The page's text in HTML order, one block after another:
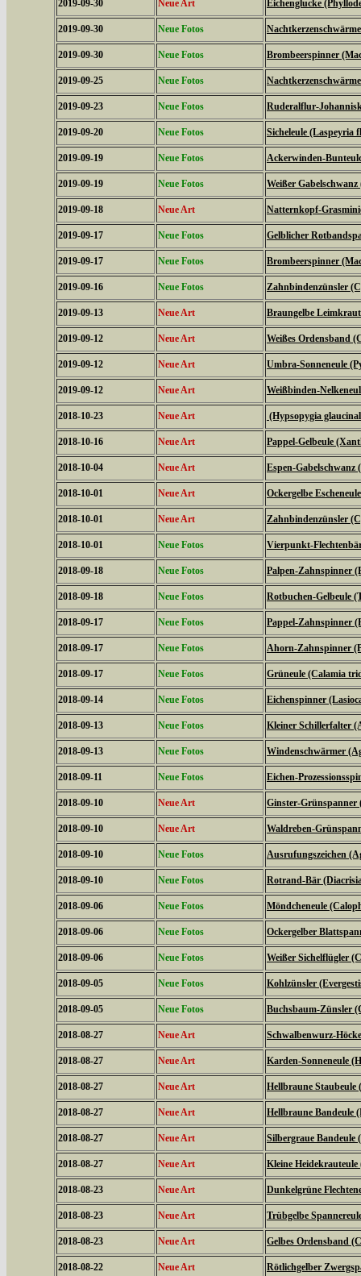
2019-09-30 Neue Art Eichenglucke
2019-09-30 Neue Fotos
2019-09-30 Neue Fotos Brombeerspinner
2019-09-25 Neue Fotos
2019-09-23 Neue Fotos Ruderalflur-
2019-09-20 Neue Fotos Sicheleule (Laspeyria
2019-09-19 Neue Fotos Ackerwinden-
2019-09-19 Neue Fotos Weißer
2019-09-18 Neue Art Natternkopf-
2019-09-17 Neue Fotos Gelblicher
2019-09-17 Neue Fotos Brombeerspinner
2019-09-16 Neue Fotos Zahnbindenzünsler
2019-09-13 Neue Art Braungelbe
2019-09-12 Neue Art Weißes Ordensband
2019-09-12 Neue Art Umbra-Sonneneule
2019-09-12 Neue Art Weißbinden-
2018-10-23 Neue Art (Hypsopygia
2018-10-16 Neue Art Pappel-Gelbeule
2018-10-04 Neue Art Espen-Gabelschwanz
2018-10-01 Neue Art Ockergelbe
2018-10-01 Neue Art Zahnbindenzünsler
2018-10-01 Neue Fotos Vierpunkt-
2018-09-18 Neue Fotos Palpen-Zahnspinner
2018-09-18 Neue Fotos Rotbuchen-Gelbeule
2018-09-17 Neue Fotos Pappel-Zahnspinner
2018-09-17 Neue Fotos Ahorn-Zahnspinner
2018-09-17 Neue Fotos Grüneule (Calamia
2018-09-14 Neue Fotos Eichenspinner
2018-09-13 Neue Fotos Kleiner Schillerfalter
2018-09-13 Neue Fotos Windenschwärmer
2018-09-11 Neue Fotos Eichen-
2018-09-10 Neue Art Ginster-Grünspanner
2018-09-10 Neue Art Waldreben-
2018-09-10 Neue Fotos Ausrufungszeichen
2018-09-10 Neue Fotos Rotrand-Bär
2018-09-06 Neue Fotos Möndcheneule
2018-09-06 Neue Fotos Ockergelber
2018-09-06 Neue Fotos Weißer Sichelflügler
2018-09-05 Neue Fotos Kohlzünsler
2018-09-05 Neue Fotos Buchsbaum-Zünsler
2018-08-27 Neue Art Schwalbenwurz-
2018-08-27 Neue Art Karden-Sonneneule
2018-08-27 Neue Art Hellbraune
2018-08-27 Neue Art Hellbraune Bandeule
2018-08-27 Neue Art Silbergraue Bandeule
2018-08-27 Neue Art Kleine
2018-08-23 Neue Art Dunkelgrüne
2018-08-23 Neue Art Trübgelbe
2018-08-23 Neue Art Gelbes Ordensband
2018-08-22 Neue Art Rötlichgelber